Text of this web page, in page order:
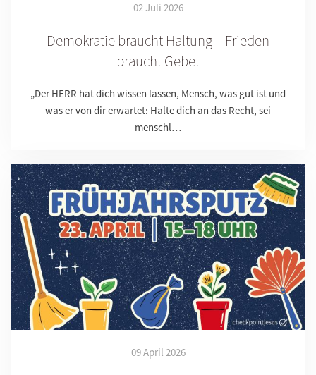
02 Juli 2026
Demokratie braucht Haltung – Frieden
braucht Gebet
„Der HERR hat dich wissen lassen, Mensch, was gut ist und
was er von dir erwartet: Halte dich an das Recht, sei
menschl…
09 April 2026